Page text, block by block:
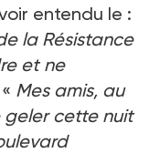
entendu le :
la Résistance
et ne
Mes amis, au
geler cette nuit